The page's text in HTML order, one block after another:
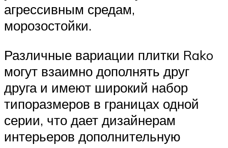
агрессивным средам,
морозостойки.
Различные вариации плитки Rako
могут взаимно дополнять друг
друга и имеют широкий набор
типоразмеров в границах одной
серии, что дает дизайнерам
интерьеров дополнительную